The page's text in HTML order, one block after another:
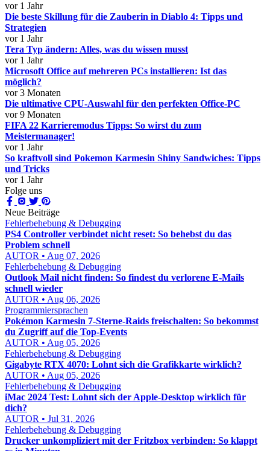
vor 1 Jahr
Die beste Skillung für die Zauberin in Diablo 4: Tipps und
Strategien
vor 1 Jahr
Tera Typ ändern: Alles, was du wissen musst
vor 1 Jahr
Microsoft Office auf mehreren PCs installieren: Ist das
möglich?
vor 3 Monaten
Die ultimative CPU-Auswahl für den perfekten Office-PC
vor 9 Monaten
FIFA 22 Karrieremodus Tipps: So wirst du zum
Meistermanager!
vor 1 Jahr
So kraftvoll sind Pokemon Karmesin Shiny Sandwiches: Tipps
und Tricks
vor 1 Jahr
Folge uns
Neue Beiträge
Fehlerbehebung & Debugging
PS4 Controller verbindet nicht reset: So behebst du das
Problem schnell
AUTOR • Aug 07, 2026
Fehlerbehebung & Debugging
Outlook Mail nicht finden: So findest du verlorene E-Mails
schnell wieder
AUTOR • Aug 06, 2026
Programmiersprachen
Pokémon Karmesin 7-Sterne-Raids freischalten: So bekommst
du Zugriff auf die Top-Events
AUTOR • Aug 05, 2026
Fehlerbehebung & Debugging
Gigabyte RTX 4070: Lohnt sich die Grafikkarte wirklich?
AUTOR • Aug 05, 2026
Fehlerbehebung & Debugging
iMac 2024 Test: Lohnt sich der Apple-Desktop wirklich für
dich?
AUTOR • Jul 31, 2026
Fehlerbehebung & Debugging
Drucker unkompliziert mit der Fritzbox verbinden: So klappt